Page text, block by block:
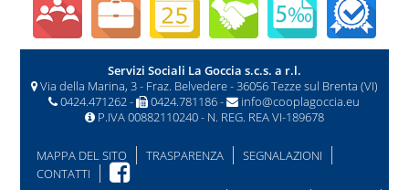
Servizi Sociali La Goccia s.c.s. a r.l.
Via della Marina, 3 - Fraz. Belvedere - 36056 Tezze sul Brenta (VI)
0424.471262 -
0424.781186 -
info@cooplagoccia.eu
P.IVA 00882110240 - N. REG. REA VI-189678
MAPPA DEL SITO TRASPARENZA
SEGNALAZIONI
CONTATTI